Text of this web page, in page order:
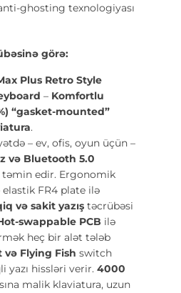
ghosting texnologiyası
görə:
Plus Retro Style
– Komfortlu‌
“gasket-mounted”
.
– ev, ofis, oyun üçün –
və Bluetooth 5.0
edir. Ergonomik
FR4 plate ilə
və sakit yazış təcrübəsi
swappable PCB ilə
heç bir alət tələb
və Flying Fish switch
yazı hissləri verir.4000
malik klaviatura, uzun